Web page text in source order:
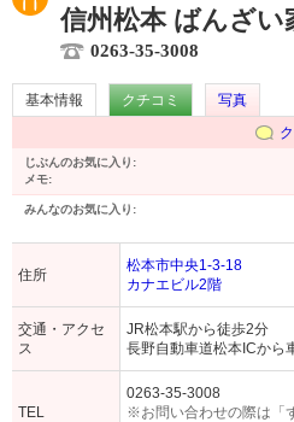
信州松本 ばんざい
0263-35-3008
基本情報 クチコミ
写真
じぶんのお気に入り:
メモ:
みんなのお気に入り:
住所
松本市中央1-3-18
カナエビル2階
交通・アクセ
ス
JR松本駅から徒歩2分
長野自動車道松本ICから
TEL
0263-35-3008
※お問い合わせの際は「